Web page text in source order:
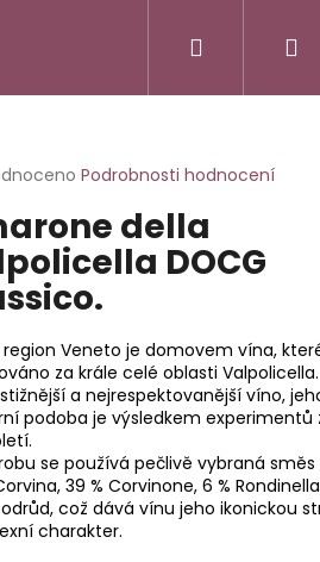
Podrobnosti hodnocení
della
DOCG
region Veneto je domovem vína,
za krále celé oblasti
a nejrespektovanější víno,
podoba je výsledkem experimentů
se používá pečlivě vybraná směs
39 % Corvinone, 6 %
což dává vínu jeho ikonickou
charakter.
ITALIANO